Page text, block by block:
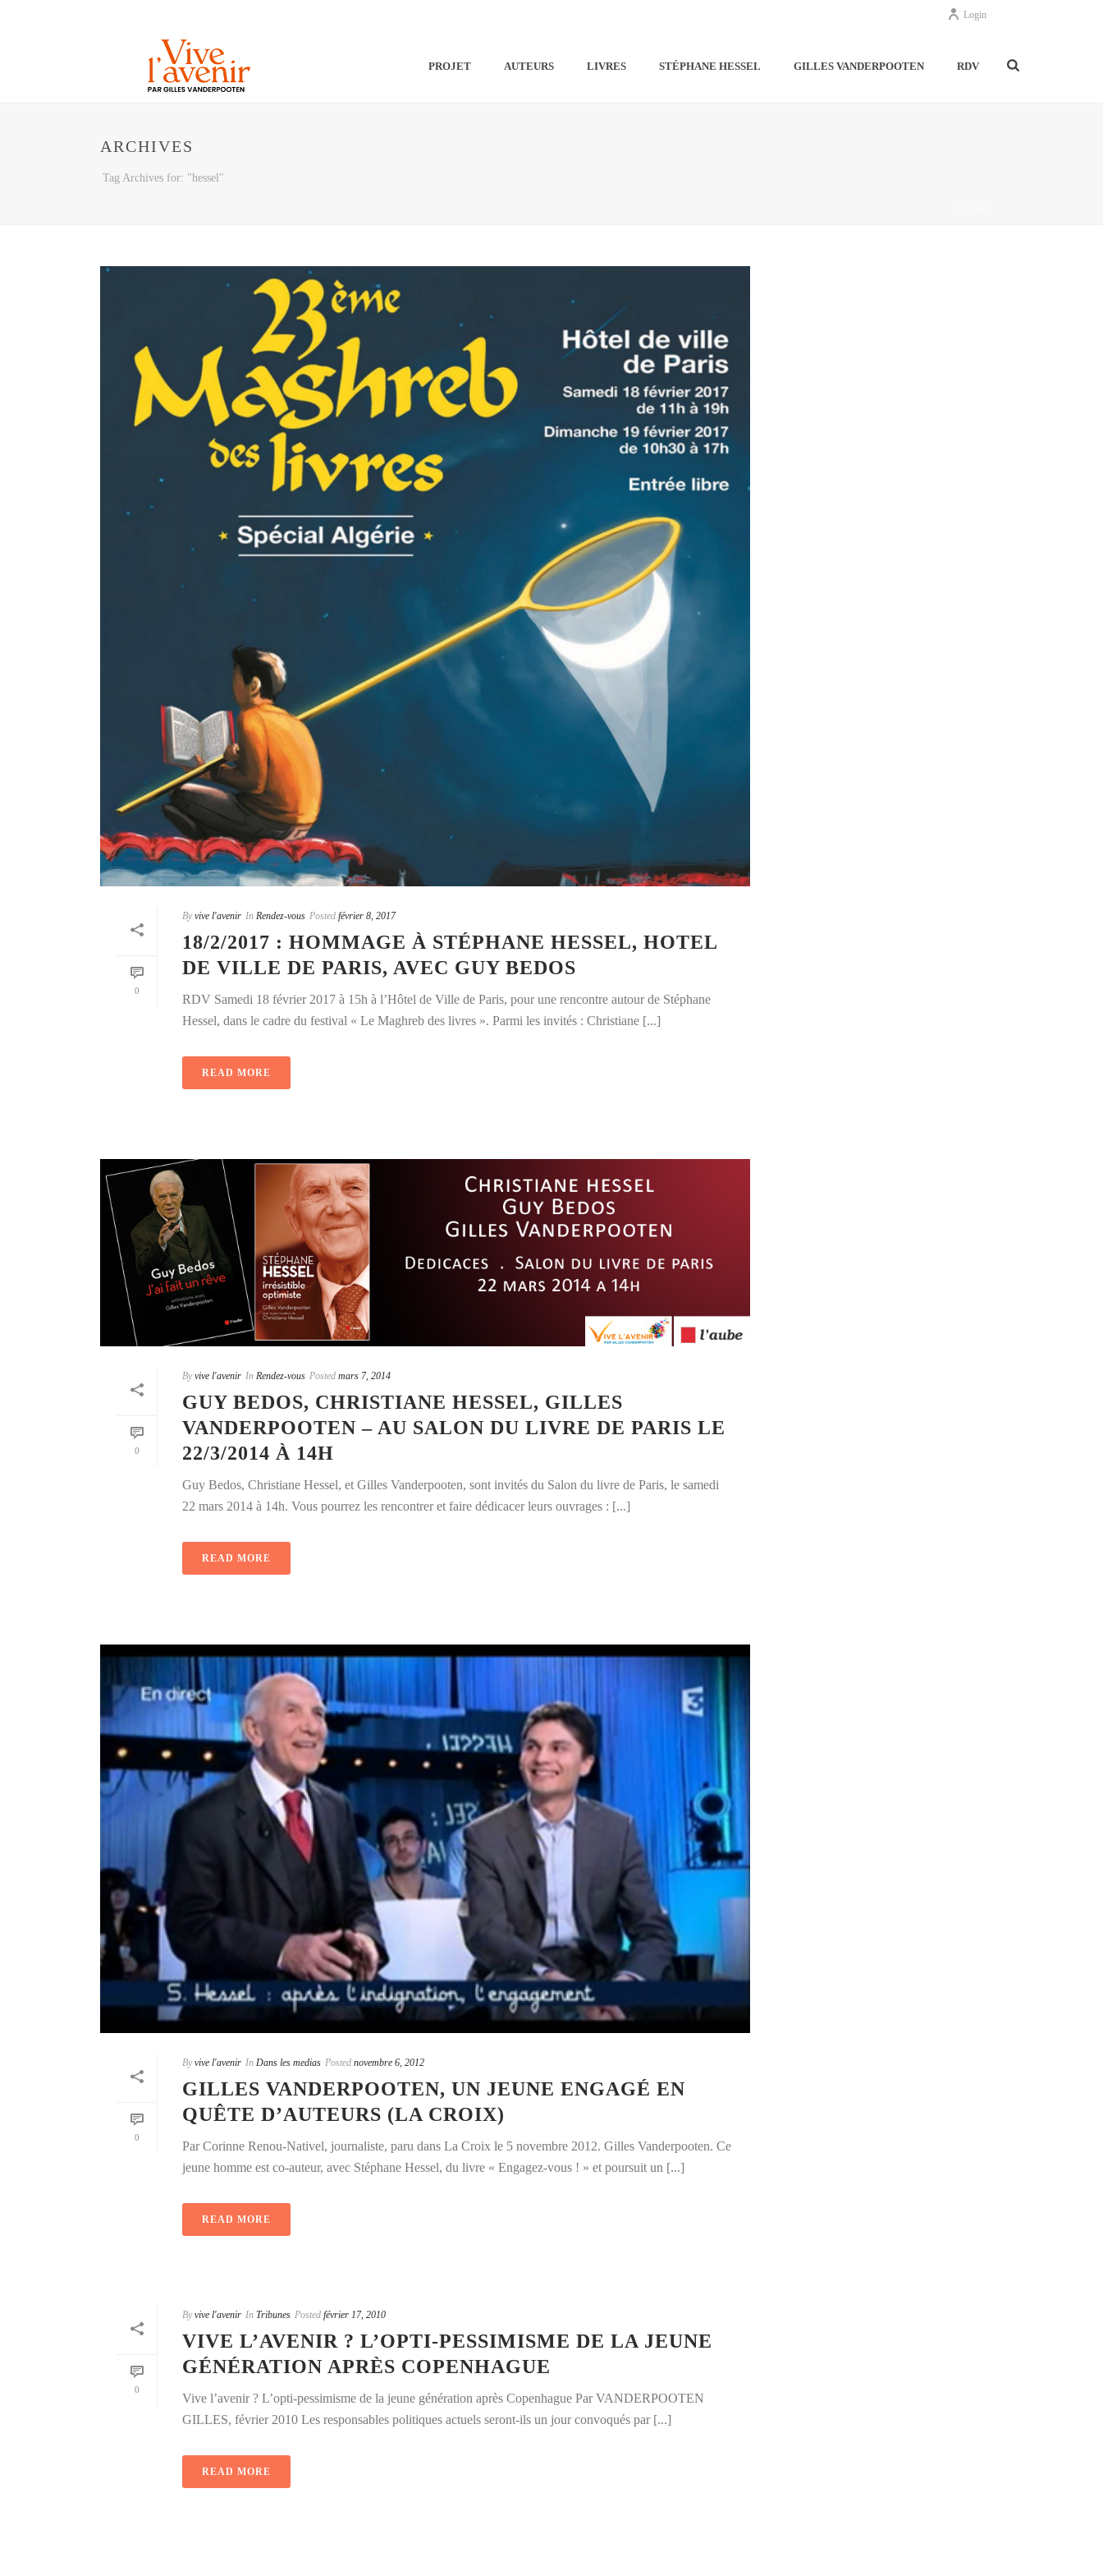
Login
PROJET AUTEURS LIVRES STÉPHANE HESSEL GILLES VANDERPOOTEN RDV
ARCHIVES
Tag Archives for: "hessel"
0
By vive l'avenir In Rendez-vous Posted février 8, 2017
18/2/2017 : HOMMAGE À STÉPHANE HESSEL, HOTEL
DE VILLE DE PARIS, AVEC GUY BEDOS
RDV Samedi 18 février 2017 à 15h à l’Hôtel de Ville de Paris, pour une rencontre autour de Stéphane
Hessel, dans le cadre du festival « Le Maghreb des livres ». Parmi les invités : Christiane [...]
READ MORE
0
By vive l'avenir In Rendez-vous Posted mars 7, 2014
GUY BEDOS, CHRISTIANE HESSEL, GILLES
VANDERPOOTEN – AU SALON DU LIVRE DE PARIS LE
22/3/2014 À 14H
Guy Bedos, Christiane Hessel, et Gilles Vanderpooten, sont invités du Salon du livre de Paris, le samedi
22 mars 2014 à 14h. Vous pourrez les rencontrer et faire dédicacer leurs ouvrages : [...]
READ MORE
0
By vive l'avenir In Dans les medias Posted novembre 6, 2012
GILLES VANDERPOOTEN, UN JEUNE ENGAGÉ EN
QUÊTE D’AUTEURS (LA CROIX)
Par Corinne Renou-Nativel, journaliste, paru dans La Croix le 5 novembre 2012. Gilles Vanderpooten. Ce
jeune homme est co-auteur, avec Stéphane Hessel, du livre « Engagez-vous ! » et poursuit un [...]
READ MORE
0
By vive l'avenir In Tribunes Posted février 17, 2010
VIVE L’AVENIR ? L’OPTI-PESSIMISME DE LA JEUNE
GÉNÉRATION APRÈS COPENHAGUE
Vive l’avenir ? L’opti-pessimisme de la jeune génération après Copenhague Par VANDERPOOTEN
GILLES, février 2010 Les responsables politiques actuels seront-ils un jour convoqués par [...]
READ MORE